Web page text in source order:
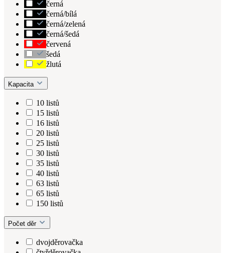
černá
černá/bílá
černá/zelená
černá/šedá
červená
šedá
žlutá
Kapacita
10 listů
15 listů
16 listů
20 listů
25 listů
30 listů
35 listů
40 listů
63 listů
65 listů
150 listů
Počet děr
dvojděrovačka